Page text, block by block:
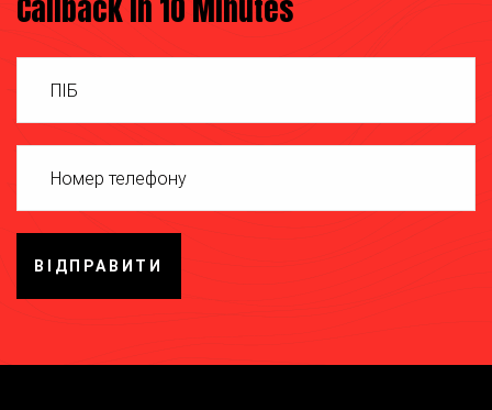
Callback In 10 Minutes